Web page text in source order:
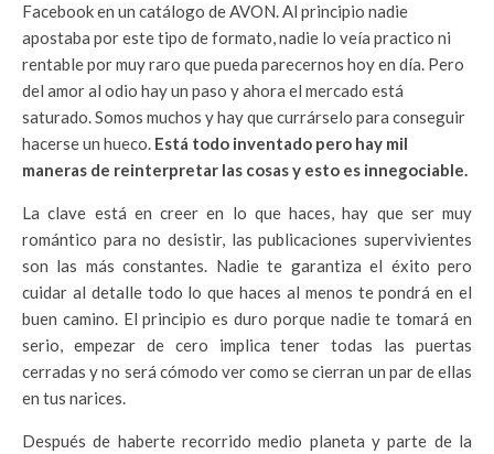
Facebook en un catálogo de AVON. Al principio nadie
apostaba por este tipo de formato, nadie lo veía practico ni
rentable por muy raro que pueda parecernos hoy en día. Pero
del amor al odio hay un paso y ahora el mercado está
saturado. Somos muchos y hay que currárselo para conseguir
hacerse un hueco. Está todo inventado pero hay mil
maneras de reinterpretar las cosas y esto es innegociable.
La clave está en creer en lo que haces, hay que ser muy
romántico para no desistir, las publicaciones supervivientes
son las más constantes. Nadie te garantiza el éxito pero
cuidar al detalle todo lo que haces al menos te pondrá en el
buen camino. El principio es duro porque nadie te tomará en
serio, empezar de cero implica tener todas las puertas
cerradas y no será cómodo ver como se cierran un par de ellas
en tus narices.
Después de haberte recorrido medio planeta y parte de la